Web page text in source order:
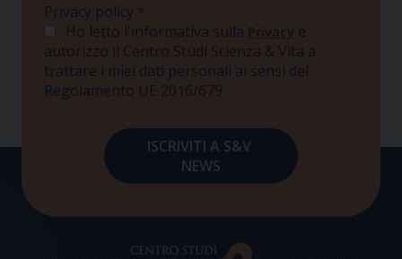
Privacy policy *
Ho letto l'informativa sulla Privacy e
autorizzo il Centro Studi Scienza & Vita a
trattare i miei dati personali ai sensi del
Regolamento UE 2016/679